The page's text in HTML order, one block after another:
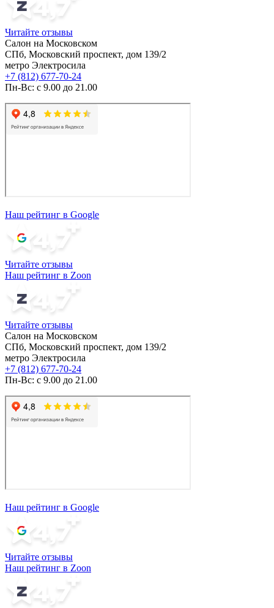
Читайте отзывы
Салон на Московском
СПб, Московский проспект, дом 139/2
метро Электросила
+7 (812) 677-70-24
Пн-Вс: с 9.00 до 21.00
Наш рейтинг в Google
Читайте отзывы
Наш рейтинг в Zoon
Читайте отзывы
Салон на Московском
СПб, Московский проспект, дом 139/2
метро Электросила
+7 (812) 677-70-24
Пн-Вс: с 9.00 до 21.00
Наш рейтинг в Google
Читайте отзывы
Наш рейтинг в Zoon